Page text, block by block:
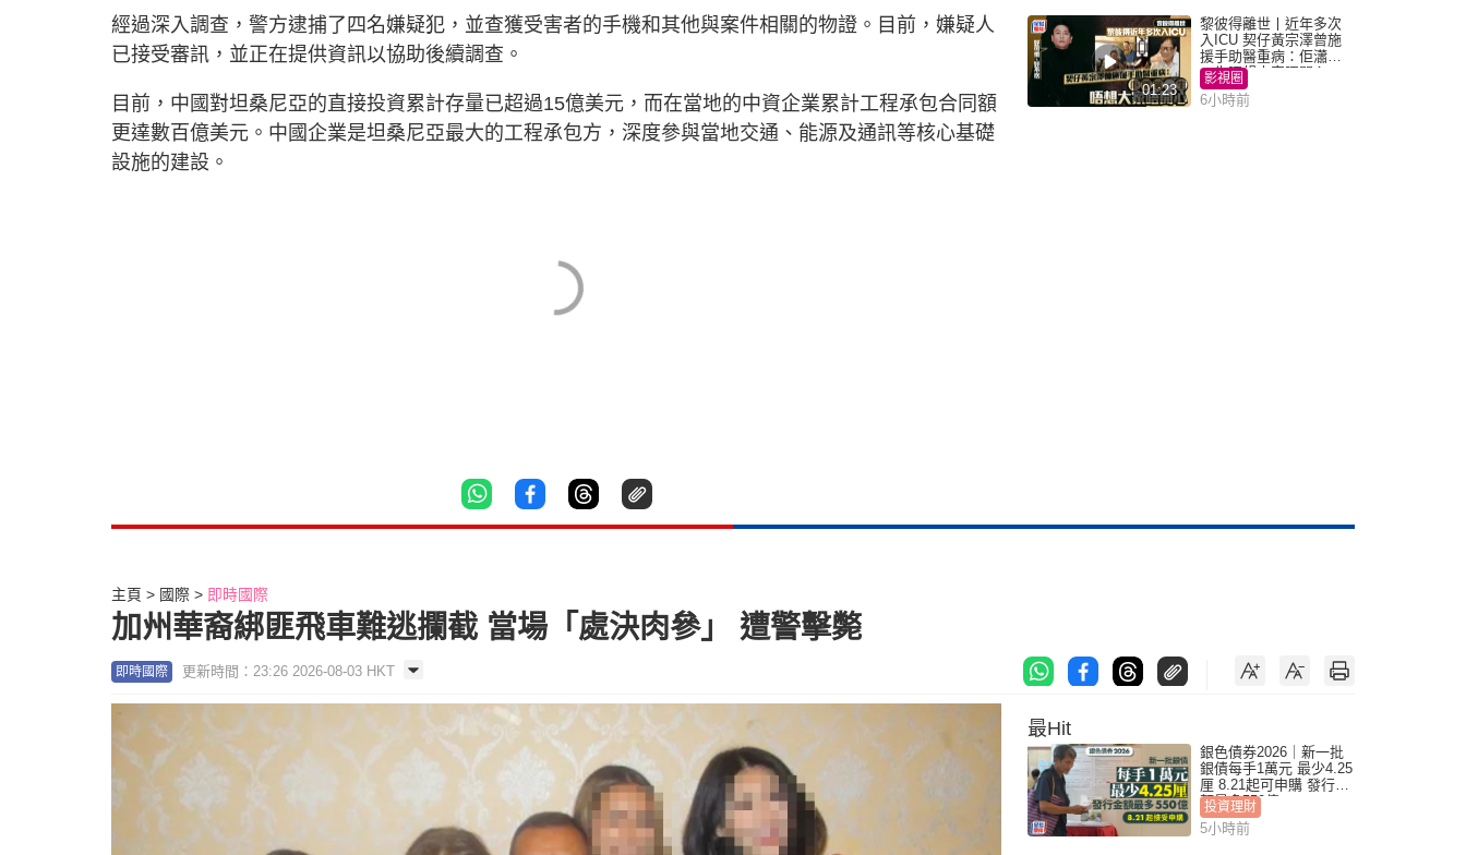
經過深入調查，警方逮捕了四名嫌疑犯，並查獲受害者的手機和其他與案件相關的物證。目前，嫌疑人
已接受審訊，並正在提供資訊以協助後續調查。
目前，中國對坦桑尼亞的直接投資累計存量已超過15億美元，而在當地的中資企業累計工程承包合同額
更達數百億美元。中國企業是坦桑尼亞最大的工程承包方，深度參與當地交通、能源及通訊等核心基礎
設施的建設。
01:23
黎彼得離世丨近年多次
入ICU 契仔黃宗澤曾施
援手助醫重病：佢瀟灑
一生唔想大家唔開心
影視圈
6小時前
主頁 國際 即時國際
加州華裔綁匪飛車難逃攔截 當場「處決肉參」 遭警擊斃
即時國際 更新時間：23:26 2026-08-03 HKT
最Hit
銀色債券2026｜新一批
銀債每手1萬元 最少4.25
厘 8.21起可申購 發行金
額最多550億
投資理財
5小時前